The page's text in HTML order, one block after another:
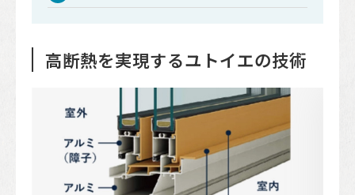
高断熱を実現するユトイエの技術